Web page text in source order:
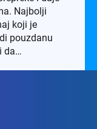
Najbolji
koji je
pouzdanu
da…